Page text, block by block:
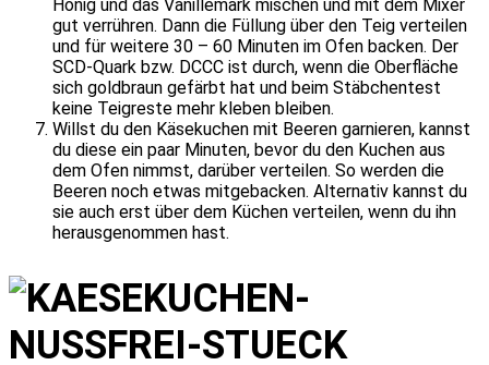
Honig und das Vanillemark mischen und mit dem Mixer
gut verrühren. Dann die Füllung über den Teig verteilen
und für weitere 30 – 60 Minuten im Ofen backen. Der
SCD-Quark bzw. DCCC ist durch, wenn die Oberfläche
sich goldbraun gefärbt hat und beim Stäbchentest
keine Teigreste mehr kleben bleiben.
Willst du den Käsekuchen mit Beeren garnieren, kannst
du diese ein paar Minuten, bevor du den Kuchen aus
dem Ofen nimmst, darüber verteilen. So werden die
Beeren noch etwas mitgebacken. Alternativ kannst du
sie auch erst über dem Küchen verteilen, wenn du ihn
herausgenommen hast.